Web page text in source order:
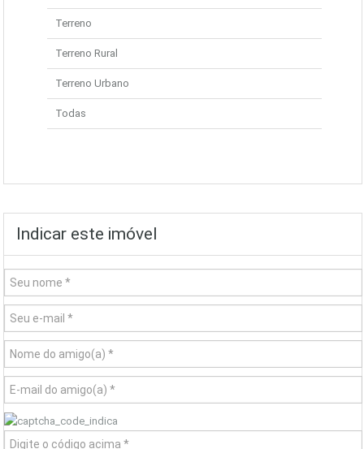
Terreno
Terreno Rural
Terreno Urbano
Todas
Indicar este imóvel